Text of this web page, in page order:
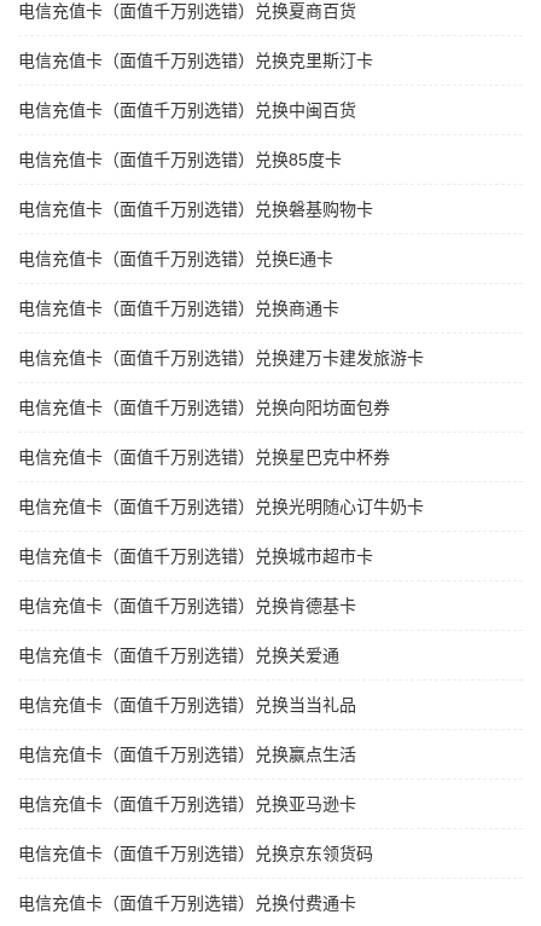
电信充值卡（面值千万别选错）兑换夏商百货
电信充值卡（面值千万别选错）兑换克里斯汀卡
电信充值卡（面值千万别选错）兑换中闽百货
电信充值卡（面值千万别选错）兑换85度卡
电信充值卡（面值千万别选错）兑换磐基购物卡
电信充值卡（面值千万别选错）兑换E通卡
电信充值卡（面值千万别选错）兑换商通卡
电信充值卡（面值千万别选错）兑换建万卡建发旅游卡
电信充值卡（面值千万别选错）兑换向阳坊面包券
电信充值卡（面值千万别选错）兑换星巴克中杯券
电信充值卡（面值千万别选错）兑换光明随心订牛奶卡
电信充值卡（面值千万别选错）兑换城市超市卡
电信充值卡（面值千万别选错）兑换肯德基卡
电信充值卡（面值千万别选错）兑换关爱通
电信充值卡（面值千万别选错）兑换当当礼品
电信充值卡（面值千万别选错）兑换赢点生活
电信充值卡（面值千万别选错）兑换亚马逊卡
电信充值卡（面值千万别选错）兑换京东领货码
电信充值卡（面值千万别选错）兑换付费通卡